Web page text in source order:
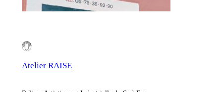
Atelier RAISE